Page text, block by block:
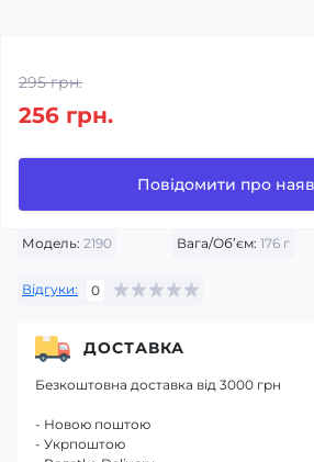
Модель: 2190 Вага/Об’єм: 176 г
Відгуки: 0
295 грн.
256 грн.
Повідомити про
ДОСТАВКА
Безкоштовна доставка від 3000 грн
- Новою поштою
- Укрпоштою